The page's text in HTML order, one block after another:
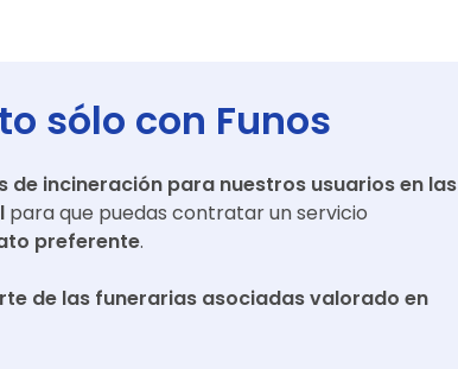
sólo con Funos
incineración para nuestros usuarios en las
para que puedas contratar un servicio
preferente.
de las funerarias asociadas valorado en